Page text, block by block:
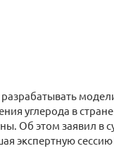
углерода в
Об этом заявил в
экспертную